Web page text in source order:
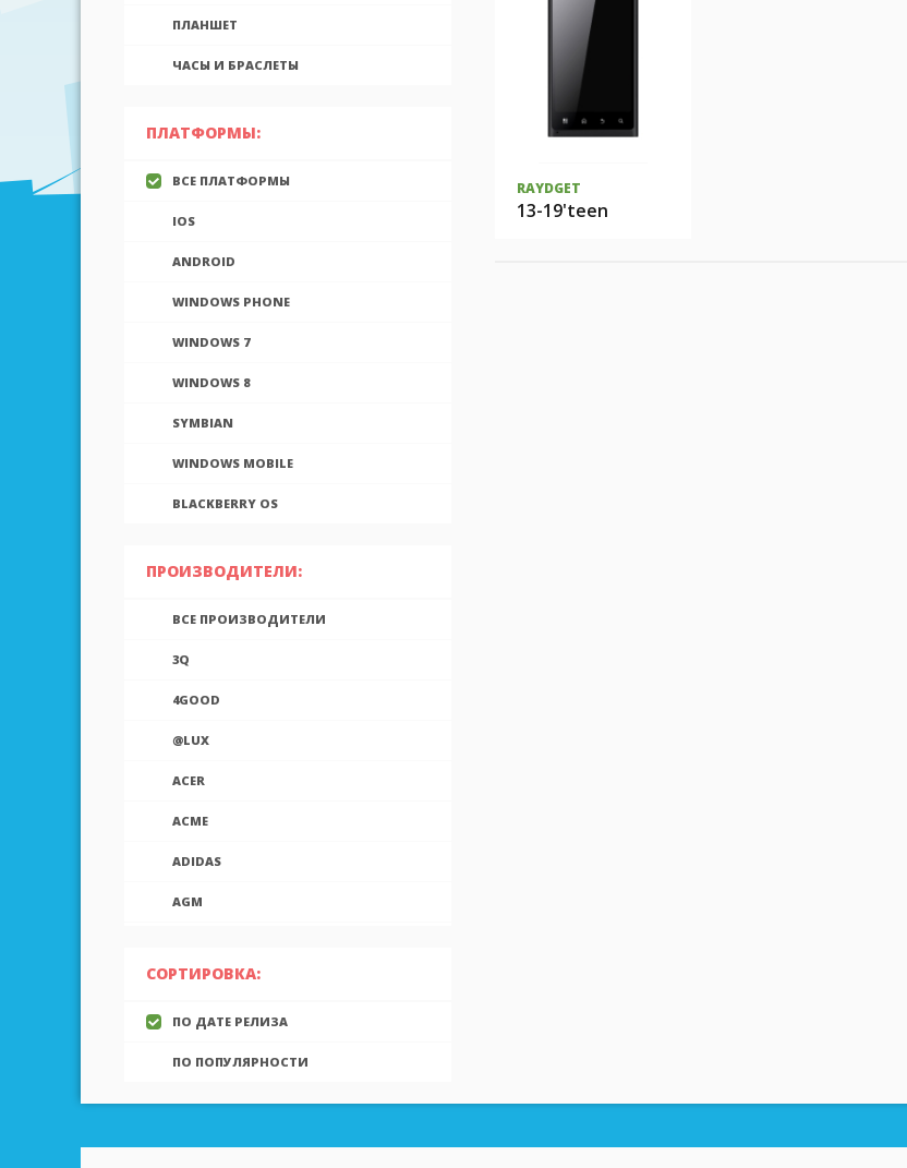
ПЛАНШЕТ
ЧАСЫ И БРАСЛЕТЫ
ПЛАТФОРМЫ:
ВСЕ ПЛАТФОРМЫ
IOS
ANDROID
WINDOWS PHONE
WINDOWS 7
WINDOWS 8
SYMBIAN
WINDOWS MOBILE
BLACKBERRY OS
ПРОИЗВОДИТЕЛИ:
ВСЕ ПРОИЗВОДИТЕЛИ
3Q
4GOOD
@LUX
ACER
ACME
ADIDAS
AGM
AIGO
AINOL
AIRON
ALCATEL
ALLVIEW
СОРТИРОВКА:
ПО ДАТЕ РЕЛИЗА
ПО ПОПУЛЯРНОСТИ
RAYDGET
13-19'teen